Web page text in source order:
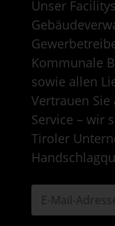
Unser
Kommunale
sowie allen
Vertrauen
Service – wir
Tiroler